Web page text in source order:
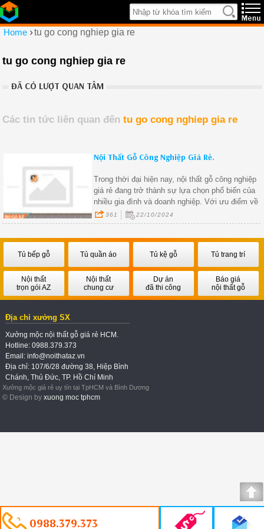
Home ›tu go cong nghiep gia re
tu go cong nghiep gia re
ĐÃ CÓ LƯỢT QUAN TÂM
Các tin tức liên quan đếntu go cong nghiep gia re
Nội Thất Gỗ Công Nghiệp Giá Rẻ.
Trong thời đại hiện nay, nội thất gỗ công nghiệp
giá rẻ đang trở thành sự lựa chọn phổ biến của
nhiều gia đình và doanh nghiệp. Với ưu điểm về
giá thành phải chăng, đa dạng mẫu mã và độ bền
cao, nội thất gỗ công nghiệp là giải pháp lý tưởng
361 22/10/2024
Tủ bếp gỗ Tủ quần áo Tủ kệ gỗ Tủ trang trí
Nội thất
trọn gói AZ
Nội thất
chung cư
Dự án
đã thi công
Báo giá
nội thất gỗ
Địa chỉ xưởng SX
Xưởng mộc nội thất gỗ giá rẻ HCM.
Hotline: 0988.379.373
Email: info@noithataz.vn
Địa chỉ: 107/6/28 đường 38, Hiệp Bình
Chánh, Thủ Đức, TP. Hồ Chí Minh
Xưởng mộc giá rẻ uy tín tại TpHCM và Bình Dương
© Design byxuong moc tphcm
0988.379.373